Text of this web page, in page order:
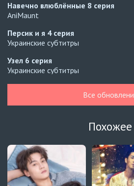
Навечно влюблённые 8 серия
AniMaunt
Персик и я 4 серия
Украинские субтитры
Узел 6 серия
Украинские субтитры
Автосабы русские / украинские
Кризис влюблённости в классе4
Превью
Кризис влюблённости в классе3
Автосабы русские / украинские
Все
Похожее